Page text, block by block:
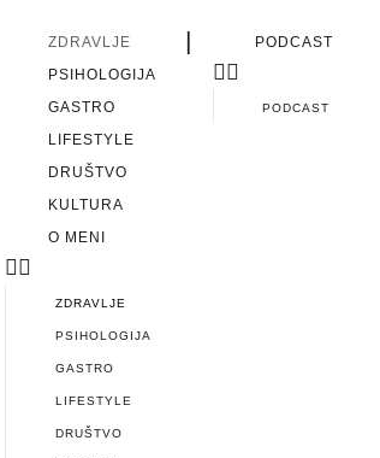
ZDRAVLJE
PSIHOLOGIJA
GASTRO
LIFESTYLE
DRUŠTVO
KULTURA
O MENI
ZDRAVLJE
PSIHOLOGIJA
GASTRO
LIFESTYLE
DRUŠTVO
| PODCAST
PODCAST